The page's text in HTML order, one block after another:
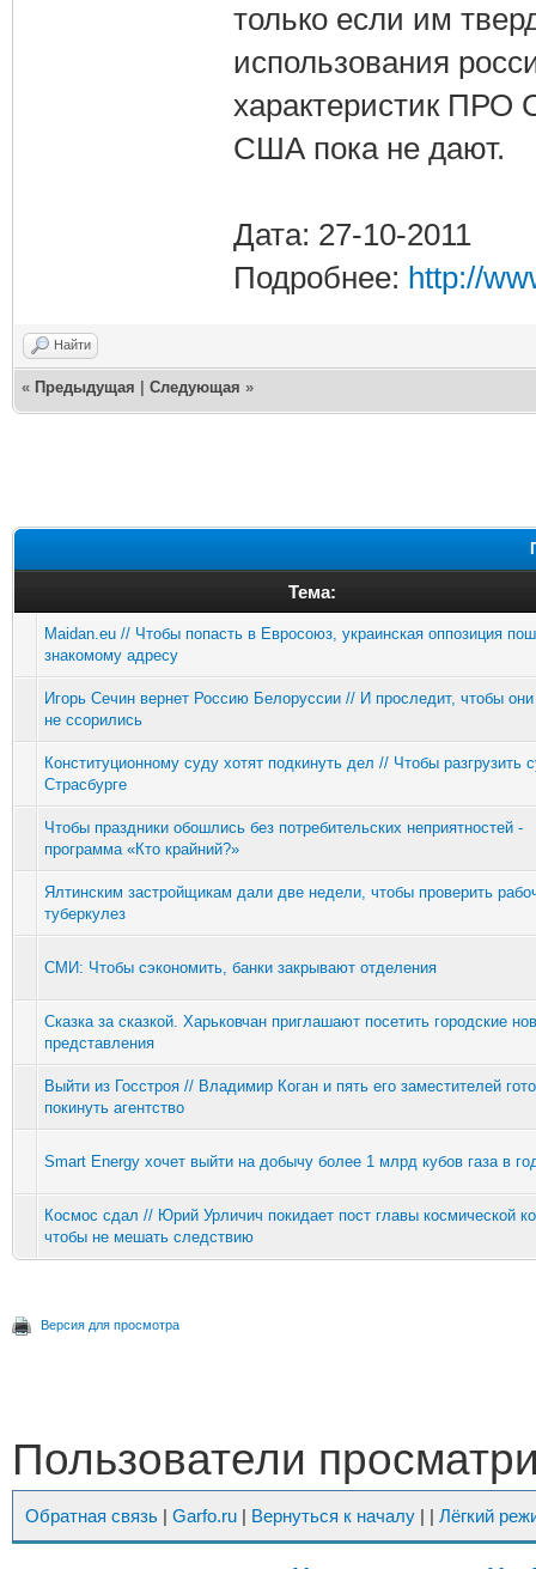
только если им
использования
характеристик ПРО
США пока не дают.
Дата: 27-10-2011
Подробнее: http://
Найти
« Предыдущая Следующая »
Тема:
Maidan.eu // Чтобы попасть в Евросоюз, украинская оппозиция
знакомому адресу
Игорь Сечин вернет Россию Белоруссии // И проследит, чтобы
не ссорились
Конституционному суду хотят подкинуть дел // Чтобы разгрузить
Страсбурге
Чтобы праздники обошлись без потребительских неприятностей -
программа «Кто крайний?»
Ялтинским застройщикам дали две недели, чтобы проверить
туберкулез
СМИ: Чтобы сэкономить, банки закрывают отделения
Сказка за сказкой. Харьковчан приглашают посетить городские
представления
Выйти из Госстроя // Владимир Коган и пять его заместителей
покинуть агентство
Smart Energy хочет выйти на добычу более 1 млрд кубов газа в
Космос сдал // Юрий Урличич покидает пост главы космической
чтобы не мешать следствию
Версия для просмотра
Пользователи
Обратная связь | Garfo.ru | Вернуться к началу | | Лёгкий